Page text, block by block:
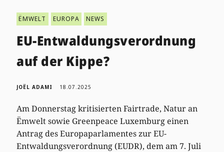
ËMWELT EUROPA NEWS
EU-Entwaldungsverordnung
auf der Kippe?
JOËL ADAMI 18.07.2025
Am Donnerstag kritisierten Fairtrade, Natur an
Ëmwelt sowie Greenpeace Luxemburg einen
Antrag des Europaparlamentes zur EU-
Entwaldungsverordnung (EUDR), dem am 7. Juli